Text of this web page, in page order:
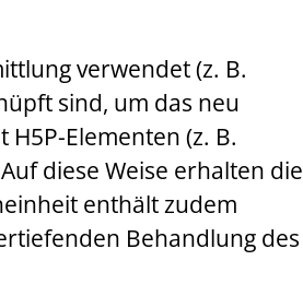
verwendet (z. B.
sind, um das neu
Elementen (z. B.
diese Weise erhalten die
enthält zudem
Behandlung des